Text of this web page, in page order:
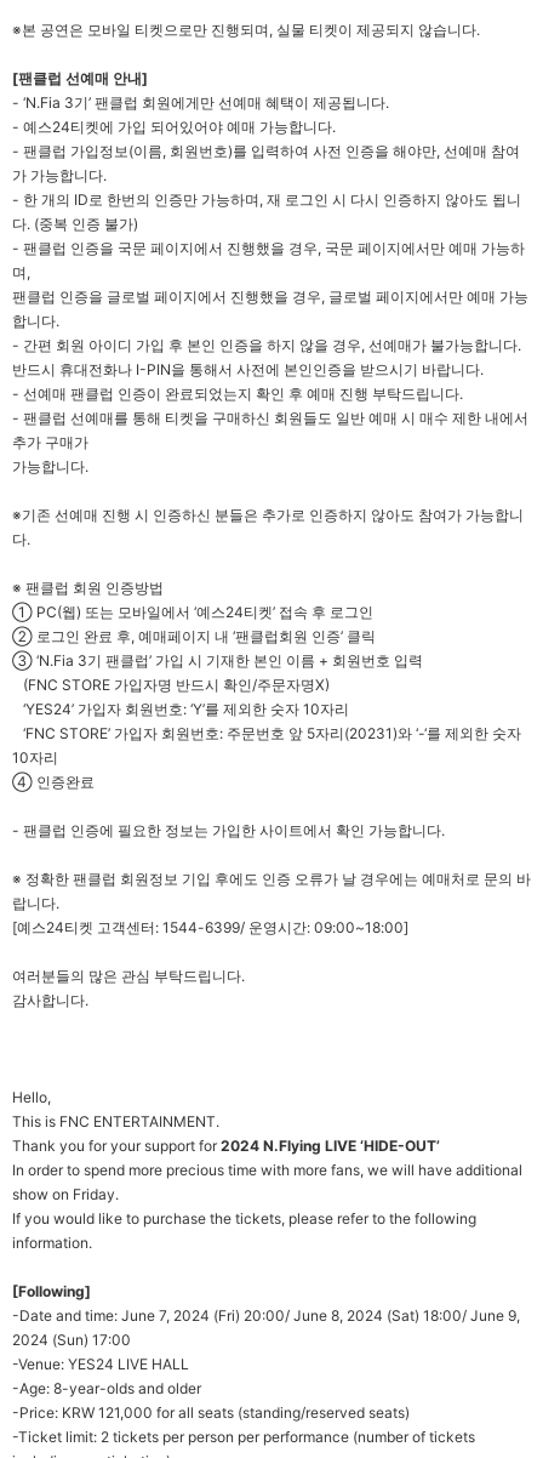
※본 공연은 모바일 티켓으로만 진행되며, 실물 티켓이 제공되지 않습니다.
[팬클럽 선예매 안내]
- ‘N.Fia 3기’ 팬클럽 회원에게만 선예매 혜택이 제공됩니다.
- 예스24티켓에 가입 되어있어야 예매 가능합니다.
- 팬클럽 가입정보(이름, 회원번호)를 입력하여 사전 인증을 해야만, 선예매 참여
가 가능합니다.
- 한 개의 ID로 한번의 인증만 가능하며, 재 로그인 시 다시 인증하지 않아도 됩니
다. (중복 인증 불가)
- 팬클럽 인증을 국문 페이지에서 진행했을 경우, 국문 페이지에서만 예매 가능하
며,
팬클럽 인증을 글로벌 페이지에서 진행했을 경우, 글로벌 페이지에서만 예매 가능
합니다.
- 간편 회원 아이디 가입 후 본인 인증을 하지 않을 경우, 선예매가 불가능합니다.
반드시 휴대전화나 I-PIN을 통해서 사전에 본인인증을 받으시기 바랍니다.
- 선예매 팬클럽 인증이 완료되었는지 확인 후 예매 진행 부탁드립니다.
- 팬클럽 선예매를 통해 티켓을 구매하신 회원들도 일반 예매 시 매수 제한 내에서
추가 구매가
가능합니다.
※기존 선예매 진행 시 인증하신 분들은 추가로 인증하지 않아도 참여가 가능합니
다.
※ 팬클럽 회원 인증방법
① PC(웹) 또는 모바일에서 ‘예스24티켓’ 접속 후 로그인
② 로그인 완료 후, 예매페이지 내 ‘팬클럽회원 인증’ 클릭
③ ‘N.Fia 3기 팬클럽’ 가입 시 기재한 본인 이름 + 회원번호 입력
(FNC STORE 가입자명 반드시 확인/주문자명X)
‘YES24’ 가입자 회원번호: ‘Y’를 제외한 숫자 10자리
‘FNC STORE’ 가입자 회원번호: 주문번호 앞 5자리(20231)와 ‘-‘를 제외한 숫자
10자리
④ 인증완료
- 팬클럽 인증에 필요한 정보는 가입한 사이트에서 확인 가능합니다.
※ 정확한 팬클럽 회원정보 기입 후에도 인증 오류가 날 경우에는 예매처로 문의 바
랍니다.
[예스24티켓 고객센터: 1544-6399/ 운영시간: 09:00~18:00]
여러분들의 많은 관심 부탁드립니다.
감사합니다.
Hello,
This is FNC ENTERTAINMENT.
Thank you for your support for2024 N.Flying LIVE ‘HIDE-OUT’
In order to spend more precious time with more fans, we will have additional
show on Friday.
If you would like to purchase the tickets, please refer to the following
information.
[Following]
-Date and time: June 7, 2024 (Fri) 20:00/ June 8, 2024 (Sat) 18:00/ June 9,
2024 (Sun) 17:00
-Venue: YES24 LIVE HALL
-Age: 8-year-olds and older
-Price: KRW 121,000 for all seats (standing/reserved seats)
-Ticket limit: 2 tickets per person per performance (number of tickets